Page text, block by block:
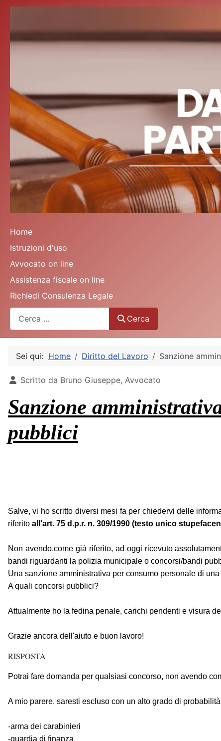
Home
Istruzioni d'uso
Avvocato on line
Assistenza fiscale on line
Richiedi Consulenza Legale
Cerca
Sei qui: Home Diritto del Lavoro Sanzione
Dettagli
Scritto da Bruno Giuseppe, Avvocato
Sanzione
pubblici
Salve, vi ho scritto diversi mesi fa per chiedervi delle
riferito all'art. 75 d.p.r. n. 309/1990 (testo unico
Non avendo,come già riferito, ad oggi ricevuto
bandi riguardanti la polizia municipale o concorsi/bandi
Una sanzione amministrativa per consumo personale di
A quali concorsi pubblici?
Attualmente ho la fedina penale, carichi pendenti e visura
Grazie ancora dell'aiuto e buon lavoro!
RISPOSTA
Potrai fare domanda per qualsiasi concorso, non avendo
A mio parere, saresti escluso con un alto grado di
-arma dei carabinieri
-guardia di finanza